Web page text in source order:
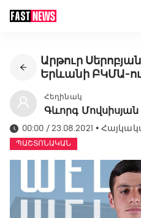
Արթուր
Երևանի ԲԿՄԱ-
Հեղինակ
Գևորգ Մովսիսյան
00:00 / 23.08.2021 •
ՊԱՇՏՈՆԱԿԱՆ